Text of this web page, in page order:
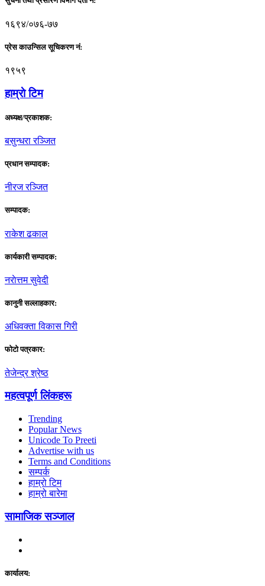
१६९४/०७६-७७
प्रेस काउन्सिल सूचिकरण नं:
१९५९
हाम्राे टिम
अध्यक्ष/प्रकाशक:
बसुन्धरा रञ्जित
प्रधान सम्पादक:
नीरज रञ्जित
सम्पादक:
राकेश ढकाल
कार्यकारी सम्पादक:
नराेत्तम सुवेदी
कानुनी सल्लाहकार:
अधिवक्ता विकास गिरी
फाेटाे पत्रकार:
तेजेन्द्र श्रेष्ठ
महत्वपूर्ण लिंकहरू
Trending
Popular News
Unicode To Preeti
Advertise with us
Terms and Conditions
सम्पर्क
हाम्रो टिम
हाम्रो बारेमा
सामाजिक सञ्जाल
कार्यालय: